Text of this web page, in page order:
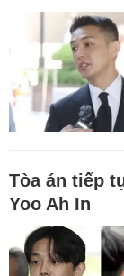
Tòa án tiếp
Yoo Ah In